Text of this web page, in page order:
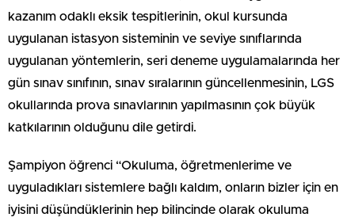
kazanım odaklı eksik tespitlerinin, okul kursunda
uygulanan istasyon sisteminin ve seviye sınıflarında
uygulanan yöntemlerin, seri deneme uygulamalarında her
gün sınav sınıfının, sınav sıralarının güncellenmesinin, LGS
okullarında prova sınavlarının yapılmasının çok büyük
katkılarının olduğunu dile getirdi.
Şampiyon öğrenci “Okuluma, öğretmenlerime ve
uyguladıkları sistemlere bağlı kaldım, onların bizler için en
iyisini düşündüklerinin hep bilincinde olarak okuluma